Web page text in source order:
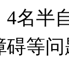
4名半
等